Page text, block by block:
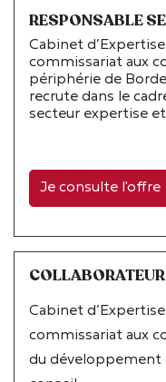
RESPONSABLE
Cabinet
commissariat aux
périphérie de
recrute dans le
secteur expertise
Je consulte l'offre
Cabinet
commissariat aux
du développement